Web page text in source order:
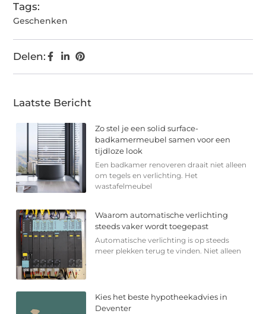
Tags:
Geschenken
Delen:
Laatste Bericht
Zo stel je een solid surface-
badkamermeubel samen voor een
tijdloze look
Een badkamer renoveren draait niet alleen
om tegels en verlichting. Het
wastafelmeubel
Waarom automatische verlichting
steeds vaker wordt toegepast
Automatische verlichting is op steeds
meer plekken terug te vinden. Niet alleen
Kies het beste hypotheekadvies in
Deventer